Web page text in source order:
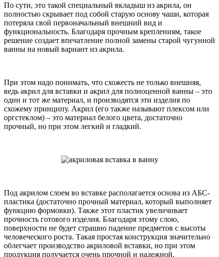
По сути, это такой специальный вкладыш из акрила, он
полностью скрывает под собой старую основу чаши, которая
потеряла свой первоначальный внешний вид и
функциональность. Благодаря прочным креплениям, такое
решение создает впечатление полной замены старой чугунной
ванны на новый вариант из акрила.
При этом надо понимать, что схожесть не только внешняя,
ведь акрил для вставки и акрил для полноценной ванны – это
один и тот же материал, и производятся эти изделия по
схожему принципу. Акрил (его также называют плексом или
оргстеклом) – это материал белого цвета, достаточно
прочный, но при этом легкий и гладкий.
Под акрилом слоем во вставке располагается основа из АБС-
пластика (достаточно прочный материал, который выполняет
функцию формовки). Также этот пластик увеличивает
прочность готового изделия. Благодаря этому слою,
поверхности не будет страшно падение предметов с высоты
человеческого роста. Такая простая конструкция значительно
облегчает производство акриловой вставки, но при этом
продукция получается очень прочной и надежной.